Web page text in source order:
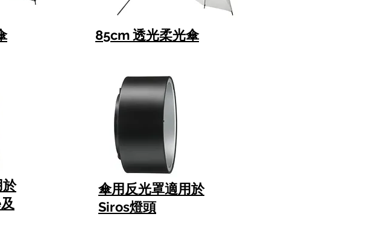
於
85cm 透光柔光傘
傘用反光罩適用於
Siros燈頭